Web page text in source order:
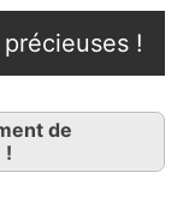
!
de
!